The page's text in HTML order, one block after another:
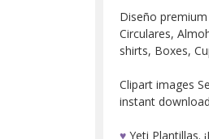
Diseño
Circulares,
shirts, Boxes,
Clipart images
instant download
♥ Yeti Plantillas.